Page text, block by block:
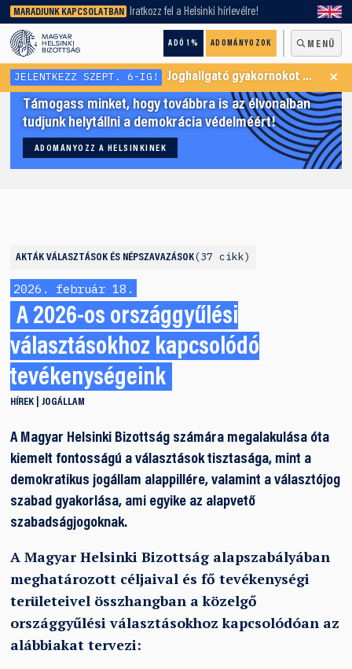
MARADJUNK KAPCSOLATBAN Iratkozz fel a Helsinki hírlevélre!
ADÓ 1% ADOMÁNYOZOK MENÜ
keresőnket!
JELENTKEZZ SZEPT. 6-IG! Joghallgató gyakornokot keresünk Menekültügyi Programunkba ×
Támogass minket, hogy továbbra is az élvonalban
tudjunk helytállni a demokrácia védelméért!
ADOMÁNYOZZ A HELSINKINEK
AKTÁK VÁLASZTÁSOK ÉS NÉPSZAVAZÁSOK 37 cikk
2026. február 18.
A 2026-os országgyűlési
választásokhoz kapcsolódó
tevékenységeink
HÍREK JOGÁLLAM
A Magyar Helsinki Bizottság számára megalakulása óta
kiemelt fontosságú a választások tisztasága, mint a
demokratikus jogállam alappillére, valamint a választójog
szabad gyakorlása, ami egyike az alapvető
szabadságjogoknak.
A Magyar Helsinki Bizottság alapszabályában
meghatározott céljaival és fő tevékenységi
területeivel összhangban a közelgő
országgyűlési választásokhoz kapcsolódóan az
alábbiakat tervezi: